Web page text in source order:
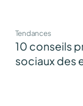
Tendances
10 conseils
sociaux des